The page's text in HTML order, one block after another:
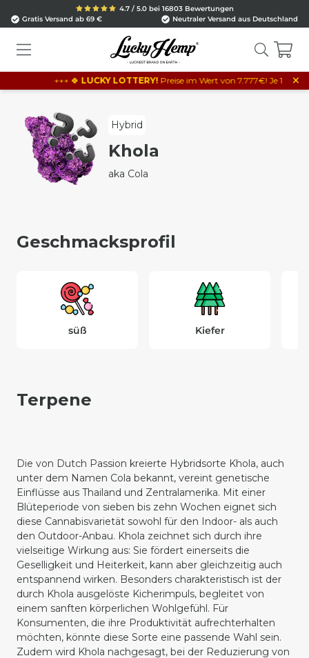
4.7 / 5.0 bei 16803 Bewertungen
Gratis Versand ab 69 €
Neutraler Versand aus Deutschland
+++ 🍀 LUCKY LOTTERY!Preise im Wert von 7.777€! Je 10€ ×
Hybrid
Khola
aka Cola
Geschmacksprofil
süß Kiefer
Terpene
Die von Dutch Passion kreierte Hybridsorte Khola, auch
unter dem Namen Cola bekannt, vereint genetische
Einflüsse aus Thailand und Zentralamerika. Mit einer
Blüteperiode von sieben bis zehn Wochen eignet sich
diese Cannabisvarietät sowohl für den Indoor- als auch
den Outdoor-Anbau. Khola zeichnet sich durch ihre
vielseitige Wirkung aus: Sie fördert einerseits die
Geselligkeit und Heiterkeit, kann aber gleichzeitig auch
entspannend wirken. Besonders charakteristisch ist der
durch Khola ausgelöste Kicherimpuls, begleitet von
einem sanften körperlichen Wohlgefühl. Für
Konsumenten, die ihre Produktivität aufrechterhalten
möchten, könnte diese Sorte eine passende Wahl sein.
Zudem wird Khola nachgesagt, bei der Reduzierung von